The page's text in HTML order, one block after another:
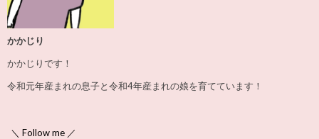
かかじり
かかじりです！
令和元年産まれの息子と令和4年産まれの娘を育てています！
＼ Follow me ／